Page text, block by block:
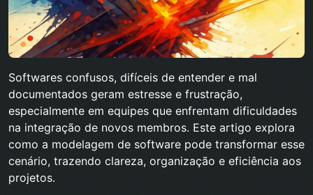
Softwares confusos, difíceis de entender e mal
documentados geram estresse e frustração,
especialmente em equipes que enfrentam dificuldades
na integração de novos membros. Este artigo explora
como a modelagem de software pode transformar esse
cenário, trazendo clareza, organização e eficiência aos
projetos.